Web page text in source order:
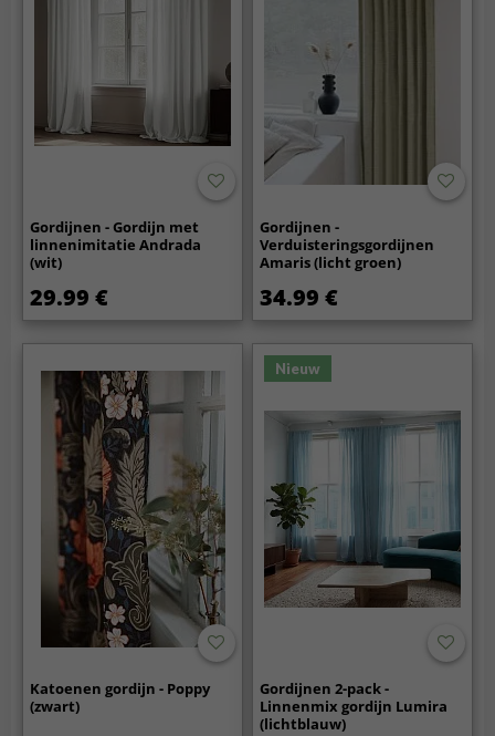
Gordijnen - Gordijn met
linnenimitatie Andrada
(wit)
29.99 €
Gordijnen -
Verduisteringsgordijnen
Amaris (licht groen)
34.99 €
Katoenen gordijn - Poppy
(zwart)
Nieuw
Gordijnen 2-pack -
Linnenmix gordijn Lumira
(lichtblauw)